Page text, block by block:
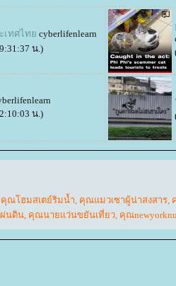
เทศไท cyberlifenlearn
น.)
น.)
คุณโฮมสเตย์ริมน้ำ, คุณแมวเซาผู้น่าสงสาร,
นดิน, คุณนายแว่นขยันเที่ยว, คุณ